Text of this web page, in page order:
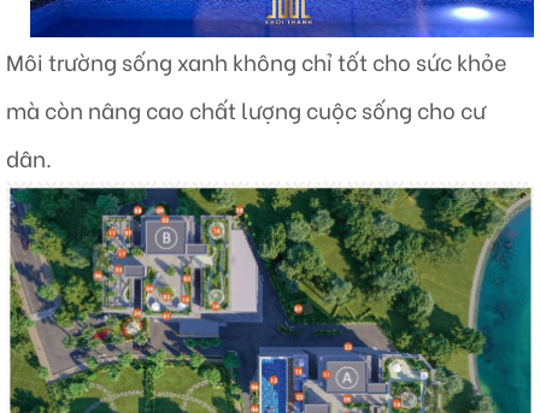
Môi trường sống xanh không chỉ tốt cho sức khỏe
mà còn nâng cao chất lượng cuộc sống cho cư
dân.